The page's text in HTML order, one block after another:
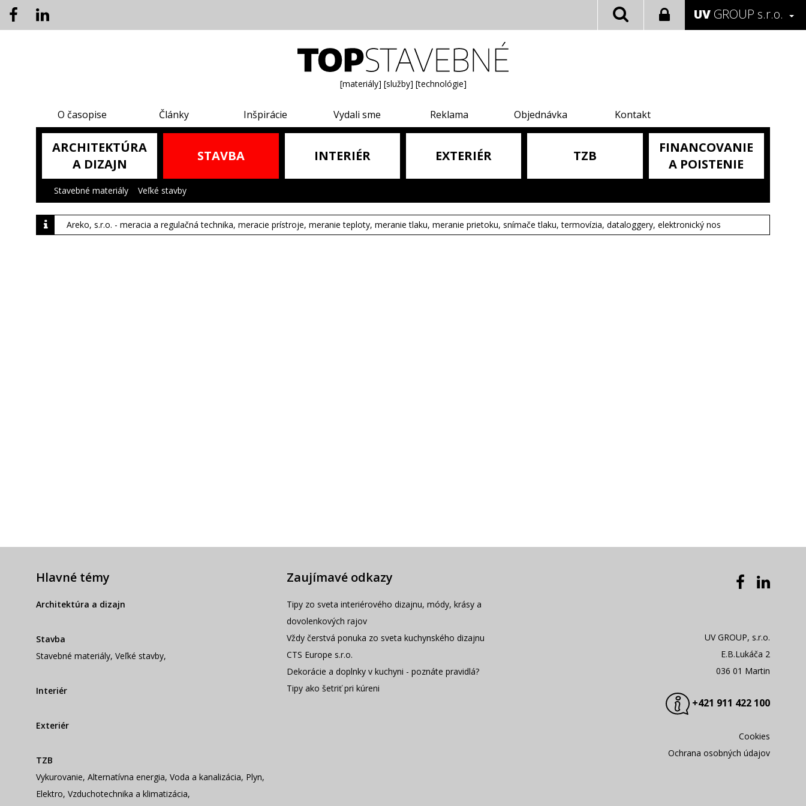
UV GROUP s.r.o.
[materiály] [služby] [technológie]
O časopise Články Inšpirácie Vydali sme Reklama Objednávka Kontakt
ARCHITEKTÚRA
A DIZAJN
STAVBA INTERIÉR EXTERIÉR TZB
FINANCOVANIE
A POISTENIE
Stavebné materiály Veľké stavby
Areko, s.r.o. - meracia a regulačná technika, meracie prístroje, meranie teploty, meranie tlaku, meranie prietoku, snímače tlaku, termovízia, dataloggery, elektronický nos
Hlavné témy
Architektúra a dizajn
Stavba
Stavebné materiály, Veľké stavby,
Interiér
Exteriér
TZB
Vykurovanie, Alternatívna energia, Voda a kanalizácia, Plyn,
Elektro, Vzduchotechnika a klimatizácia,
Zaujímavé odkazy
Tipy zo sveta interiérového dizajnu, módy, krásy a
dovolenkových rajov
Vždy čerstvá ponuka zo sveta kuchynského dizajnu
CTS Europe s.r.o.
Dekorácie a doplnky v kuchyni - poznáte pravidlá?
Tipy ako šetriť pri kúreni
UV GROUP, s.r.o.
E.B.Lukáča 2
036 01 Martin
+421 911 422 100
Cookies
Ochrana osobných údajov